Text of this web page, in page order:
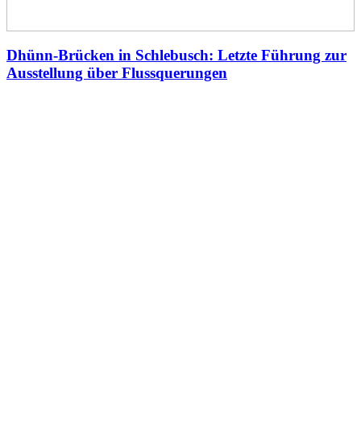
Dhünn-Brücken in Schlebusch: Letzte Führung zur
Ausstellung über Flussquerungen